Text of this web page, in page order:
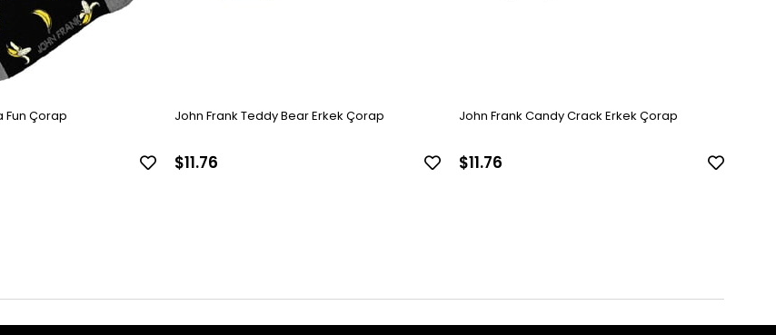
Fun Çorap John Frank Teddy Bear Erkek Çorap
$11.76
John Frank Candy Crack Erkek Çorap
$11.76